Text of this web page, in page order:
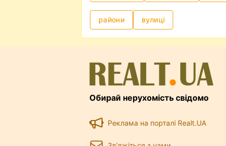
райони вулиці
Обирай нерухомість свідомо
Реклама на порталі Realt.UA